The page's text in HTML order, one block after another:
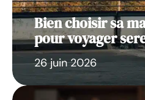
Bien choisir sa
pour voyager
26 juin 2026